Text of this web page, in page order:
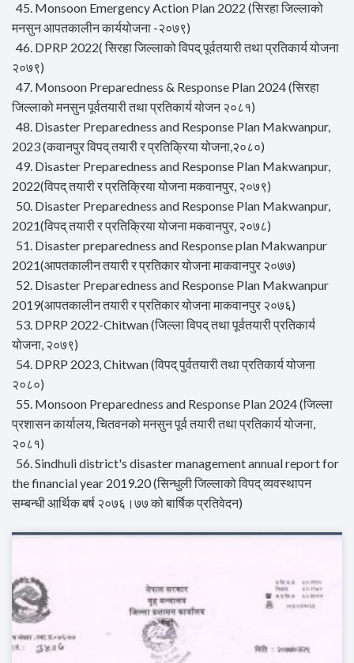
45. Monsoon Emergency Action Plan 2022 (सिरहा जिल्लाको
मनसुन आपतकालीन कार्ययोजना -२०७९)
46. DPRP 2022( सिरहा जिल्लाको विपद् पूर्वतयारी तथा प्रतिकार्य योजना
२०७९)
47. Monsoon Preparedness & Response Plan 2024 (सिरहा
जिल्लाको मनसुन पूर्वतयारी तथा प्रतिकार्य योजन २०८१)
48. Disaster Preparedness and Response Plan Makwanpur,
2023 (कवानपुर विपद् तयारी र प्रतिक्रिया योजना,२०८०)
49. Disaster Preparedness and Response Plan Makwanpur,
2022(विपद् तयारी र प्रतिक्रिया योजना मकवानपुर, २०७९)
50. Disaster Preparedness and Response Plan Makwanpur,
2021(विपद् तयारी र प्रतिक्रिया योजना मकवानपुर, २०७८)
51. Disaster preparedness and Response plan Makwanpur
2021(आपतकालीन तयारी र प्रतिकार योजना माकवानपुर २०७७)
52. Disaster Preparedness and Response Plan Makwanpur
2019(आपतकालीन तयारी र प्रतिकार योजना माकवानपुर २०७६)
53. DPRP 2022-Chitwan (जिल्ला विपद् तथा पूर्वतयारी प्रतिकार्य
योजना, २०७९)
54. DPRP 2023, Chitwan (विपद् पुर्वतयारी तथा प्रतिकार्य योजना
२०८०)
55. Monsoon Preparedness and Response Plan 2024 (जिल्ला
प्रशासन कार्यालय, चितवनको मनसुन पूर्व तयारी तथा प्रतिकार्य योजना,
२०८१)
56. Sindhuli district's disaster management annual report for
the financial year 2019.20 (सिन्धुली जिल्लाको विपद् व्यवस्थापन
सम्बन्धी आर्थिक बर्ष २०७६।७७ को बार्षिक प्रतिवेदन)